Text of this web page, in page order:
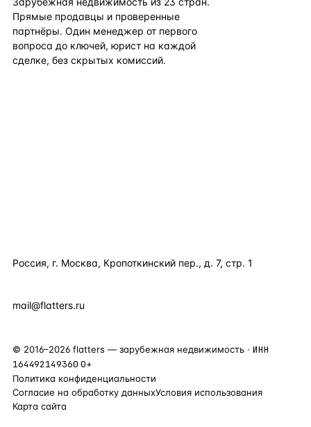
Прямые продавцы и проверенные
партнёры. Один менеджер от первого
вопроса до ключей, юрист на каждой
сделке, без скрытых комиссий.
Россия, г. Москва, Кропоткинский пер., д. 7, стр. 1
mail@flatters.ru
© 2016–2026 flatters — зарубежная недвижимость · ИНН
164492149360 0+
Политика конфиденциальности
Согласие на обработку данныхУсловия использования
Карта сайта